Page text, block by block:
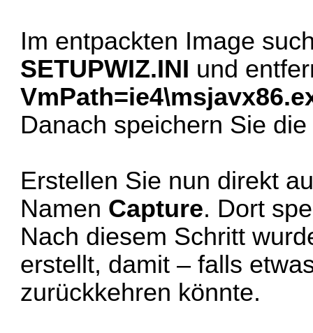
Im entpackten Image
SETUPWIZ.INI und
Danach speichern Sie
Erstellen Sie nun direkt
Namen Capture. Dort
Nach diesem Schritt
erstellt, damit – falls
zurückkehren könnte.